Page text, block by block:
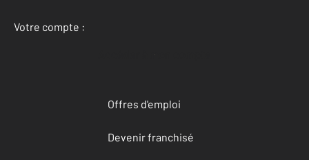
Votre compte :
Accéder à mon compte
Offres d'emploi
Devenir franchisé